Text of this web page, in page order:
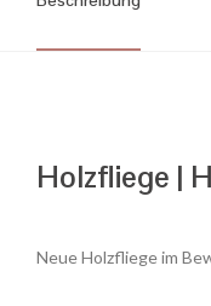
Holzfliege |
Neue Holzfliege im